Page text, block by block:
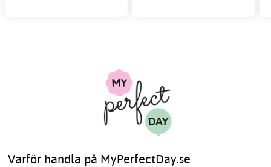
Varför handla på MyPerfectDay.se